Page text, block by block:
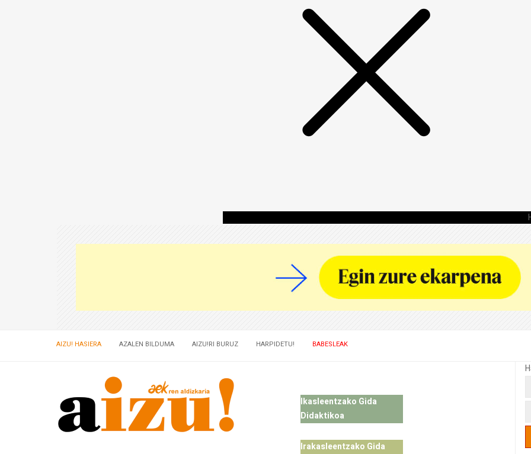
AIZU! HASIERA AZALEN BILDUMA AIZU!RI BURUZ HARPIDETU! BABESLEAK
Ikasleentzako Gida
Didaktikoa
Irakasleentzako Gida